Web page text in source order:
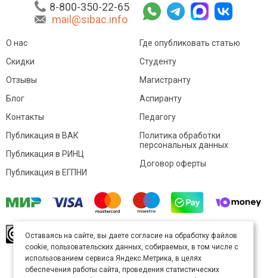
8-800-350-22-65
mail@sibac.info
О нас
Скидки
Отзывы
Блог
Контакты
Где опубликовать статью
Студенту
Магистранту
Аспиранту
Педагогу
Публикация в ВАК
Публикация в РИНЦ
Публикация в ЕГПНИ
Политика обработки
персональных данных
Договор оферты
произведение доступно полицензии Creative
Commons «Attribution» («Атрибуция») 4.0
Непортированная.
Карта сайта
Оставаясь на сайте, вы даете согласие на обработку файлов
cookie, пользовательских данных, собираемых, в том числе с
использованием сервиса Яндекс.Метрика, в целях
обеспечения работы сайта, проведения статистических